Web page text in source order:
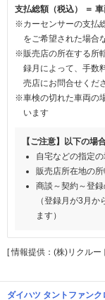
支払総額（税込） ＝
※カーセンサーの支払
をご希望された場合
※販売店の所在する所
録月によって、手数
売店にお問合せくだ
※車検の切れた車両の
います
【ご注意】以下の場
自宅などの指定
販売店所在地の
商談～契約～登
（登録月が3月
ます）
[ 情報提供：(株)リクルー
ダイハツ タントファン